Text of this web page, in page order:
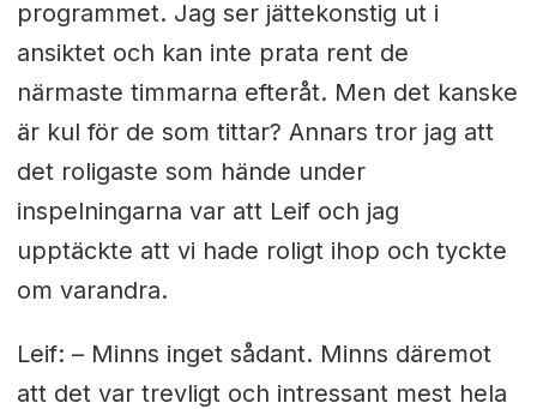
programmet. Jag ser jättekonstig ut i
ansiktet och kan inte prata rent de
närmaste timmarna efteråt. Men det kanske
är kul för de som tittar? Annars tror jag att
det roligaste som hände under
inspelningarna var att Leif och jag
upptäckte att vi hade roligt ihop och tyckte
om varandra.
Leif: – Minns inget sådant. Minns däremot
att det var trevligt och intressant mest hela